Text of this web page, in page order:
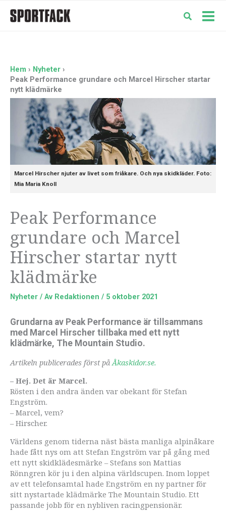
Hem
Nyheter
Peak Performance grundare och Marcel Hirscher startar
nytt klädmärke
Marcel Hirscher njuter av livet som friåkare. Och nya skidkläder. Foto:
Mia Maria Knoll
Peak Performance
grundare och Marcel
Hirscher startar nytt
klädmärke
Nyheter / Av Redaktionen / 5 oktober 2021
Grundarna av Peak Performance är tillsammans
med Marcel Hirscher tillbaka med ett nytt
klädmärke, The Mountain Studio.
Artikeln publicerades först påÅkaskidor.se.
– Hej. Det är Marcel.
Rösten i den andra änden var obekant för Stefan
Engström.
– Marcel, vem?
– Hirscher.
Världens genom tiderna näst bästa manliga alpinåkare
hade fått nys om att Stefan Engström var på gång med
ett nytt skidklädesmärke – Stefans son Mattias
Rönngren kör ju i den alpina världscupen. Inom loppet
av ett telefonsamtal hade Engström en ny partner för
sitt nystartade klädmärke The Mountain Studio. Ett
passande jobb för en nybliven racingpensionär.